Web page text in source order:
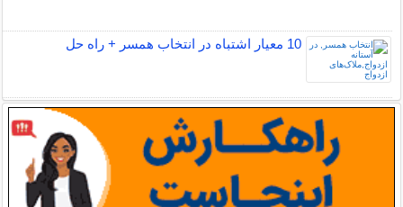
10 معیار اشتباه در انتخاب همسر + راه حل